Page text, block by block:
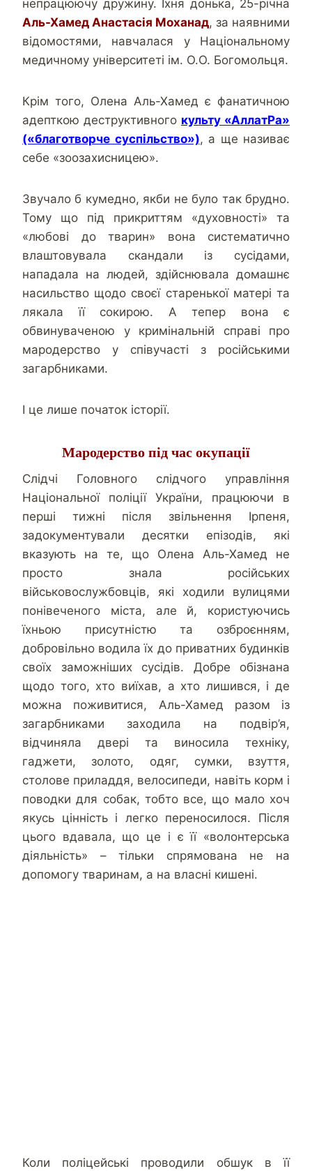
непрацюючу дружину. Їхня донька, 25-річна
Аль-Хамед Анастасія Моханад, за наявними
відомостями, навчалася у Національному
медичному університеті ім. О.О. Богомольця.
Крім того, Олена Аль-Хамед є фанатичною
адепткою деструктивного культу «АллатРа»
(«благотворче суспільство»), а ще називає
себе «зоозахисницею».
Звучало б кумедно, якби не було так брудно.
Тому що під прикриттям «духовності» та
«любові до тварин» вона систематично
влаштовувала скандали із сусідами,
нападала на людей, здійснювала домашнє
насильство щодо своєї старенької матері та
лякала її сокирою. А тепер вона є
обвинуваченою у кримінальній справі про
мародерство у співучасті з російськими
загарбниками.
І це лише початок історії.
Мародерство під час окупації
Слідчі Головного слідчого управління
Національної поліції України, працюючи в
перші тижні після звільнення Ірпеня,
задокументували десятки епізодів, які
вказують на те, що Олена Аль-Хамед не
просто знала російських
військовослужбовців, які ходили вулицями
понівеченого міста, але й, користуючись
їхньою присутністю та озброєнням,
добровільно водила їх до приватних будинків
своїх заможніших сусідів. Добре обізнана
щодо того, хто виїхав, а хто лишився, і де
можна поживитися, Аль-Хамед разом із
загарбниками заходила на подвір’я,
відчиняла двері та виносила техніку,
гаджети, золото, одяг, сумки, взуття,
столове приладдя, велосипеди, навіть корм і
поводки для собак, тобто все, що мало хоч
якусь цінність і легко переносилося. Після
цього вдавала, що це і є її «волонтерська
діяльність» – тільки спрямована не на
допомогу тваринам, а на власні кишені.
Коли поліцейські проводили обшук в її